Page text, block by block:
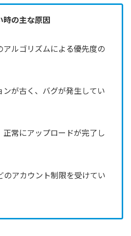
時の主な原因
アルゴリズムによる優先度の
ンが古く、バグが発生してい
正常にアップロードが完了し
のアカウント制限を受けてい